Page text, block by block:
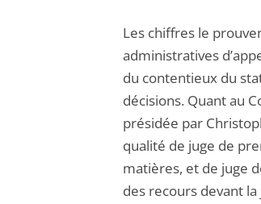
Les chiffres le
administratives
du contentieux du
décisions. Quant au
présidée par
qualité de juge de
matières, et de juge
des recours devant